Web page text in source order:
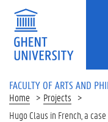
Skip to main content
FACULTY OF ARTS AND
Home
Projects
Hugo Claus in French, a